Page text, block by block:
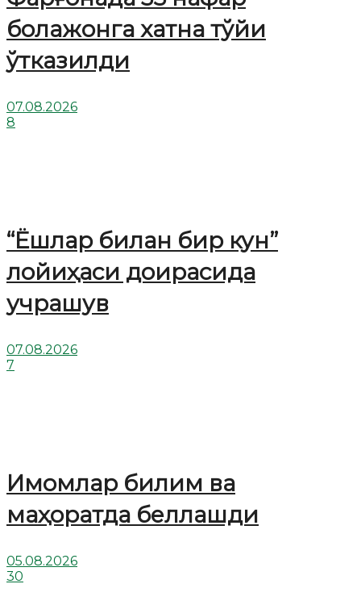
болажонга хатна тўйи
ўтказилди
07.08.2026
8
“Ёшлар билан бир кун”
лойиҳаси доирасида
учрашув
07.08.2026
7
Имомлар билим ва
маҳоратда беллашди
05.08.2026
30